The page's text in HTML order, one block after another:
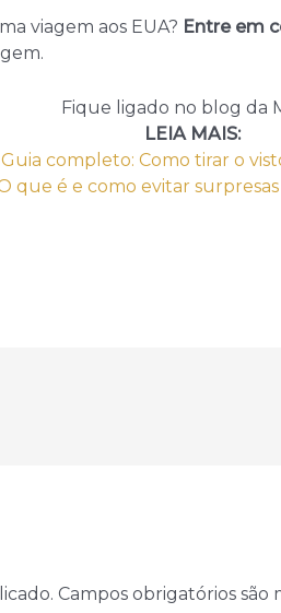
viagem aos EUA? Entre em
Fique ligado no blog da
LEIA MAIS:
Guia completo: Como tirar o
que é e como evitar
Campos obrigatórios são